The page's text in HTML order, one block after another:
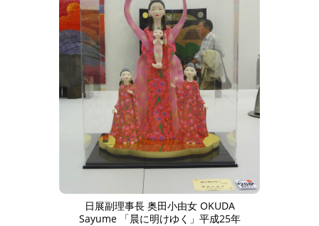
日展副理事長 奥田小由女 OKUDA
Sayume 「晨に明けゆく」平成25年